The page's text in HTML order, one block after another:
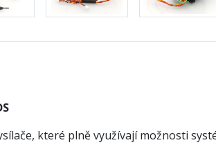
které plně využívají možnosti